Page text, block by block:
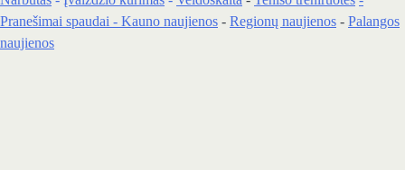
Pranešimai spaudai - Kauno naujienos - Regionų naujienos - Palangos
naujienos